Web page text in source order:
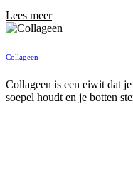
Lees meer
Collageen
Collageen is een eiwit dat
soepel houdt en je botten